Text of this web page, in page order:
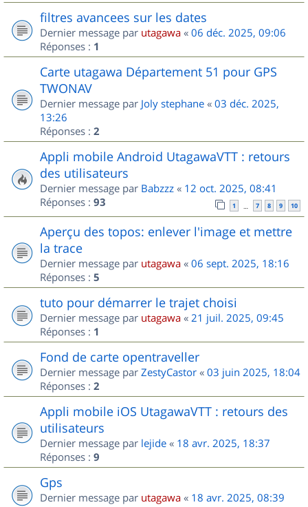
filtres avancees sur les dates
Dernier message par utagawa « 06 déc. 2025, 09:06
Réponses : 1
Carte utagawa Département 51 pour GPS
TWONAV
Dernier message par Joly stephane « 03 déc. 2025,
13:26
Réponses : 2
Appli mobile Android UtagawaVTT : retours
des utilisateurs
Dernier message par Babzzz « 12 oct. 2025, 08:41
Réponses : 93 1 … 7 8 9 10
Aperçu des topos: enlever l'image et mettre
la trace
Dernier message par utagawa « 06 sept. 2025, 18:16
Réponses : 5
tuto pour démarrer le trajet choisi
Dernier message par utagawa « 21 juil. 2025, 09:45
Réponses : 1
Fond de carte opentraveller
Dernier message par ZestyCastor « 03 juin 2025, 18:04
Réponses : 2
Appli mobile iOS UtagawaVTT : retours des
utilisateurs
Dernier message par lejide « 18 avr. 2025, 18:37
Réponses : 9
Gps
Dernier message par utagawa « 18 avr. 2025, 08:39